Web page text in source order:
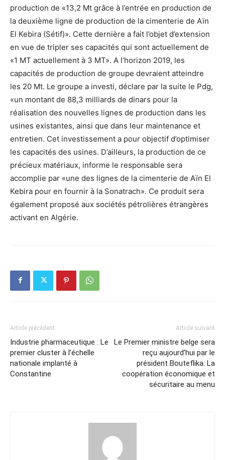
production de «13,2 Mt grâce à l’entrée en production de
la deuxième ligne de production de la cimenterie de Aïn
El Kebira (Sétif)». Cette dernière a fait l’objet d’extension
en vue de tripler ses capacités qui sont actuellement de
«1 MT actuellement à 3 MT». A l’horizon 2019, les
capacités de production de groupe devraient atteindre
les 20 Mt. Le groupe a investi, déclare par la suite le Pdg,
«un montant de 88,3 milliards de dinars pour la
réalisation des nouvelles lignes de production dans les
usines existantes, ainsi que dans leur maintenance et
entretien. Cet investissement a pour objectif d’optimiser
les capacités des usines. D’ailleurs, la production de ce
précieux matériaux, informe le responsable sera
accomplie par «une des lignes de la cimenterie de Aïn El
Kebira pour en fournir à la Sonatrach». Ce produit sera
également proposé aux sociétés pétrolières étrangères
activant en Algérie.
Article précédent
Industrie pharmaceutique : Le
premier cluster à l’échelle
nationale implanté à
Constantine
Article suivant
Le Premier ministre belge sera
reçu aujourd’hui par le
président Bouteflika: La
coopération économique et
sécuritaire au menu